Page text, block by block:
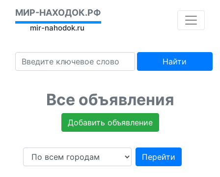
МИР-НАХОДОК.РФ
mir-nahodok.ru
Найти
Все объявления
Добавить объявление
Перейти